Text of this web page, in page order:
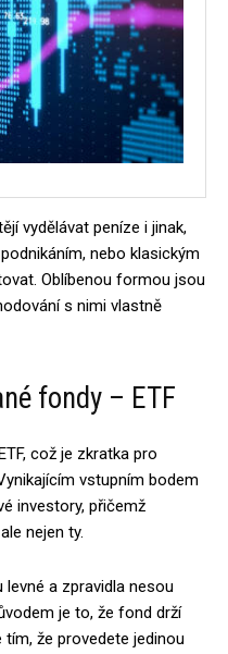
vydělávat peníze i jinak,
nebo klasickým
Oblíbenou formou jsou
s nimi vlastně
fondy – ETF
což je zkratka pro
vstupním bodem
investory, přičemž
nejen ty.
levné a zpravidla nesou
je to, že fond drží
že provedete jedinou